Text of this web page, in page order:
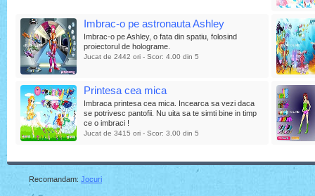
Imbrac-o pe astronauta Ashley
Imbrac-o pe Ashley, o fata din spatiu, folosind
proiectorul de holograme.
Jucat de 2442 ori - Scor: 4.00 din 5
Printesa cea mica
Imbraca printesa cea mica. Incearca sa vezi daca
se potrivesc pantofii. Nu uita sa te simti bine in timp
ce o imbraci !
Jucat de 3415 ori - Scor: 3.00 din 5
Recomandam: Jocuri